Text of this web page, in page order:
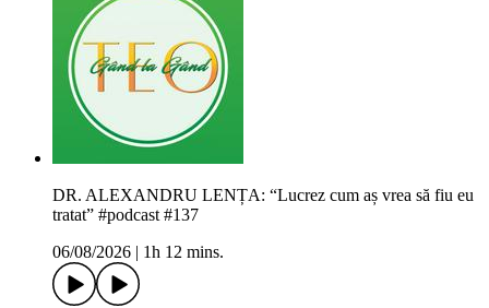
DR. ALEXANDRU LENȚA: “Lucrez cum aș vrea să fiu eu
tratat” #podcast #137
06/08/2026 | 1h 12 mins.